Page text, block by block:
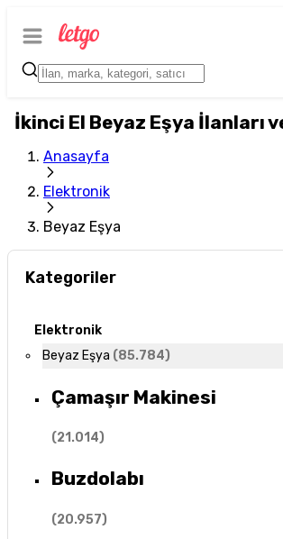
İkinci El Beyaz Eşya İlanları
Anasayfa
Elektronik
Beyaz Eşya
Kategoriler
Elektronik
Beyaz Eşya (85.784)
Çamaşır Makinesi
(21.014)
Buzdolabı
(20.957)